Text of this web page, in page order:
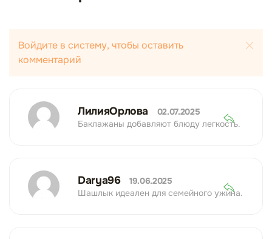
Войдите в систему, чтобы оставить
комментарий
ЛилияОрлова
02.07.2025
Баклажаны добавляют блюду легкость.
Darya96
19.06.2025
Шашлык идеален для семейного ужина.